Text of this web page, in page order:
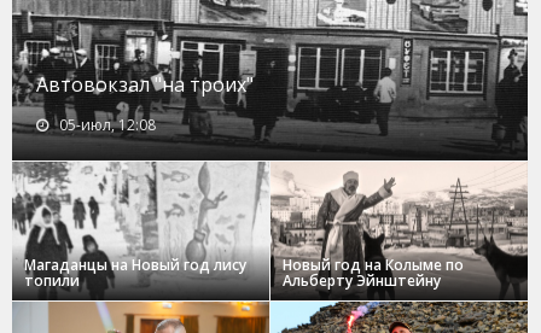
Автовокзал "на троих"
05-июл, 12:08
Магаданцы на Новый год лису
топили
Новый год на Колыме по
Альберту Эйнштейну